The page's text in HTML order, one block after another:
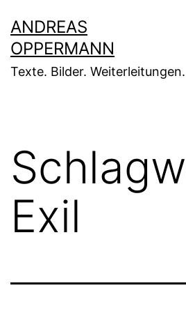
Inhalt
springen
ANDREAS
OPPERMANN
Texte. Bilder. Weiterleitungen.
Exil